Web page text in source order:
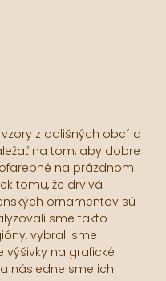
z odlišných obcí a
na tom, aby dobre
na prázdnom
tomu, že drvivá
ornamentov sú
sme takto
vybrali sme
výšivky na grafické
následne sme ich